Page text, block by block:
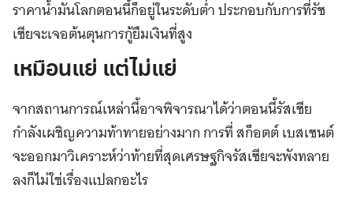
ราคาน้ำมันโลกตอนนี้ก็อยู่ในระดับต่ำ ประกอบกับการที่รัซ
เซียจะเจอต้นตุนการกู้ยืมเงินที่สูง
เหมือนแย่ แต่ไม่แย่
จากสถานการณ์เหล่านี้อาจพิจารณาได้ว่าตอนนี้รัสเซีย
กำลังเผชิญความท้าทายอย่างมาก การที่ สก็อตต์ เบสเซนต์
จะออกมาวิเคราะห์ว่าท้ายที่สุดเศรษฐกิจรัสเซียจะพังทลาย
ลงก็ไม่ใช่เรื่องแปลกอะไร